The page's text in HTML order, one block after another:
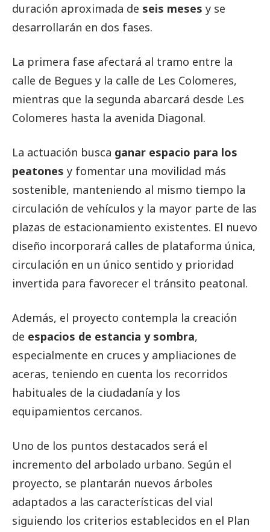
duración aproximada de seis meses y se
desarrollarán en dos fases.
La primera fase afectará al tramo entre la
calle de Begues y la calle de Les Colomeres,
mientras que la segunda abarcará desde Les
Colomeres hasta la avenida Diagonal.
La actuación busca ganar espacio para los
peatones y fomentar una movilidad más
sostenible, manteniendo al mismo tiempo la
circulación de vehículos y la mayor parte de las
plazas de estacionamiento existentes. El nuevo
diseño incorporará calles de plataforma única,
circulación en un único sentido y prioridad
invertida para favorecer el tránsito peatonal.
Además, el proyecto contempla la creación
de espacios de estancia y sombra,
especialmente en cruces y ampliaciones de
aceras, teniendo en cuenta los recorridos
habituales de la ciudadanía y los
equipamientos cercanos.
Uno de los puntos destacados será el
incremento del arbolado urbano. Según el
proyecto, se plantarán nuevos árboles
adaptados a las características del vial
siguiendo los criterios establecidos en el Plan